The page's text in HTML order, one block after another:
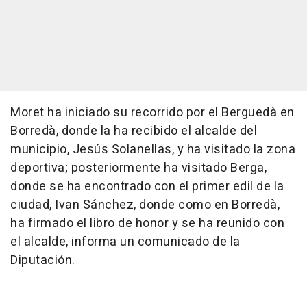
Moret ha iniciado su recorrido por el Berguedà en
Borredà, donde la ha recibido el alcalde del
municipio, Jesús Solanellas, y ha visitado la zona
deportiva; posteriormente ha visitado Berga,
donde se ha encontrado con el primer edil de la
ciudad, Ivan Sánchez, donde como en Borredà,
ha firmado el libro de honor y se ha reunido con
el alcalde, informa un comunicado de la
Diputación.